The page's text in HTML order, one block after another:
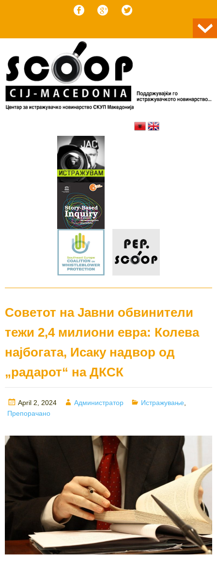
Советот на Јавни обвинители
тежи 2,4 милиони евра: Колева
најбогата, Исаку надвор од
„радарот“ на ДКСК
Posted
on
April 2, 2024 Author
Администратор Categories
Истражување
Препорачано